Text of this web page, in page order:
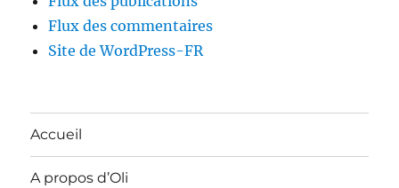
Flux des commentaires
Site de WordPress-FR
Accueil
A propos d’Oli